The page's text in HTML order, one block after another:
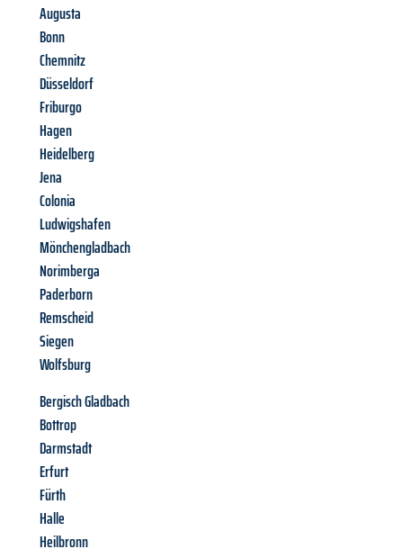
Augusta
Bonn
Chemnitz
Düsseldorf
Friburgo
Hagen
Heidelberg
Jena
Colonia
Ludwigshafen
Mönchengladbach
Norimberga
Paderborn
Remscheid
Siegen
Wolfsburg
Bergisch Gladbach
Bottrop
Darmstadt
Erfurt
Fürth
Halle
Heilbronn